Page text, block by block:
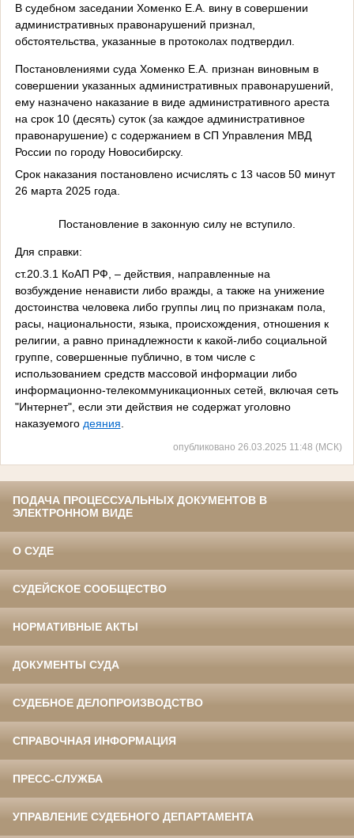
В судебном заседании Хоменко Е.А. вину в совершении
административных правонарушений признал,
обстоятельства, указанные в протоколах подтвердил.
Постановлениями суда Хоменко Е.А. признан виновным в
совершении указанных административных правонарушений,
ему назначено наказание в виде административного ареста
на срок 10 (десять) суток (за каждое административное
правонарушение) с содержанием в СП Управления МВД
России по городу Новосибирску.
Срок наказания постановлено исчислять с 13 часов 50 минут
26 марта 2025 года.
Постановление в законную силу не вступило.
Для справки:
ст.20.3.1 КоАП РФ, – действия, направленные на
возбуждение ненависти либо вражды, а также на унижение
достоинства человека либо группы лиц по признакам пола,
расы, национальности, языка, происхождения, отношения к
религии, а равно принадлежности к какой-либо социальной
группе, совершенные публично, в том числе с
использованием средств массовой информации либо
информационно-телекоммуникационных сетей, включая сеть
"Интернет", если эти действия не содержат уголовно
наказуемого деяния
опубликовано 26.03.2025 11:48 (МСК)
ПОДАЧА ПРОЦЕССУАЛЬНЫХ ДОКУМЕНТОВ В
ЭЛЕКТРОННОМ ВИДЕ
О СУДЕ
СУДЕЙСКОЕ СООБЩЕСТВО
НОРМАТИВНЫЕ АКТЫ
ДОКУМЕНТЫ СУДА
СУДЕБНОЕ ДЕЛОПРОИЗВОДСТВО
СПРАВОЧНАЯ ИНФОРМАЦИЯ
ПРЕСС-СЛУЖБА
УПРАВЛЕНИЕ СУДЕБНОГО ДЕПАРТАМЕНТА